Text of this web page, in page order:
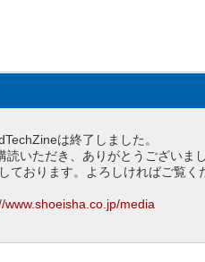
は終了しました。
いただき、ありがとうございまし
おります。よろしければご覧く
www.shoeisha.co.jp/media